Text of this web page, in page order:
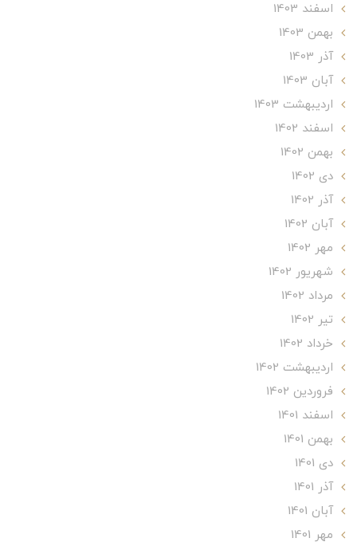
اسفند 1403
بهمن 1403
آذر 1403
آبان 1403
ارديبهشت 1403
اسفند 1402
بهمن 1402
دی 1402
آذر 1402
آبان 1402
مهر 1402
شهریور 1402
مرداد 1402
تير 1402
خرداد 1402
ارديبهشت 1402
فروردین 1402
اسفند 1401
بهمن 1401
دی 1401
آذر 1401
آبان 1401
مهر 1401